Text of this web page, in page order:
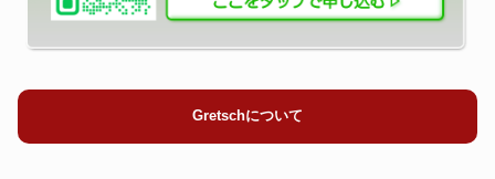
Gretschについて